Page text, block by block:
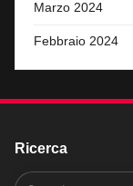
Marzo 2024
Febbraio 2024
Ricerca